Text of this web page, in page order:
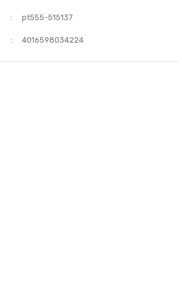
pt555-515137
4016598034224